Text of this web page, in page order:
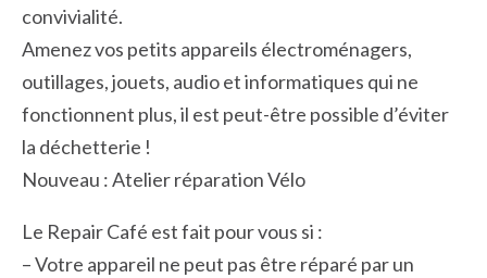
convivialité.
Amenez vos petits appareils électroménagers,
outillages, jouets, audio et informatiques qui ne
fonctionnent plus, il est peut-être possible d’éviter
la déchetterie !
Nouveau : Atelier réparation Vélo
Le Repair Café est fait pour vous si :
– Votre appareil ne peut pas être réparé par un